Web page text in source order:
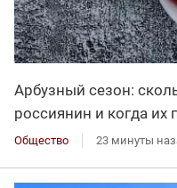
Арбузный сезон:
россиянин и когда их
Общество 23 минуты